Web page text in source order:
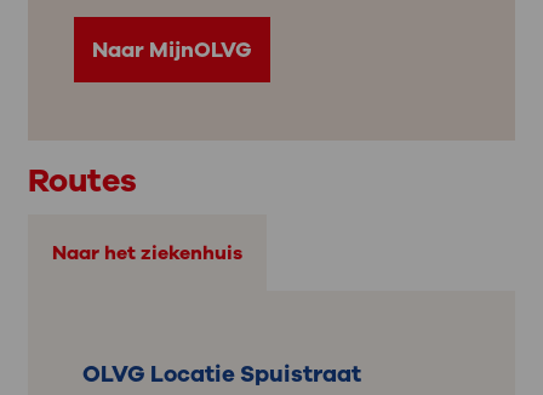
Naar MijnOLVG
Routes
Naar het ziekenhuis
OLVG Locatie Spuistraat